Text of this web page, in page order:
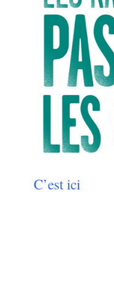
C’estici